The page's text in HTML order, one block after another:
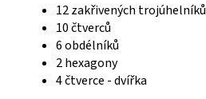
12 zakřivených trojúhelníků
10 čtverců
6 obdélníků
2 hexagony
4 čtverce - dvířka